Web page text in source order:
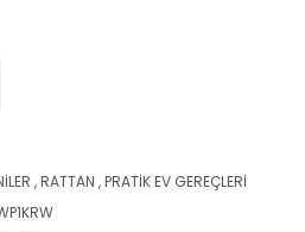
,RATTAN ,PRATİK EV GEREÇLERİ